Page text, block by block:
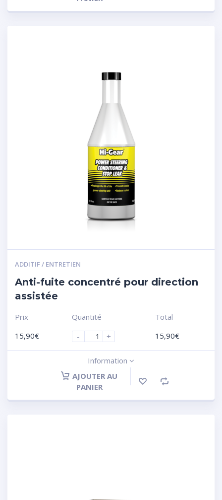
ADDITIF / ENTRETIEN
Anti-fuite concentré pour direction
assistée
Prix
15,90€
Quantité
-
+
Total
15,90€
Information
AJOUTER AU
PANIER